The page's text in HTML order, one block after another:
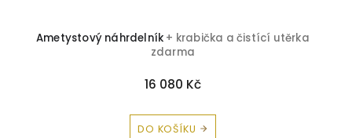
Ametystový náhrdelník + krabička a čistící utěrka
zdarma
16 080 Kč
DO KOŠÍKU